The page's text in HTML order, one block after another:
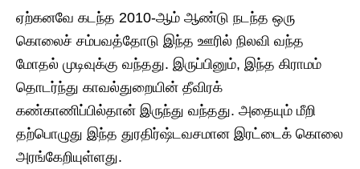
​ஏற்கனவே கடந்த 2010-ஆம் ஆண்டு நடந்த ஒரு
கொலைச் சம்பவத்தோடு இந்த ஊரில் நிலவி வந்த
மோதல் முடிவுக்கு வந்தது. இருப்பினும், இந்த கிராமம்
தொடர்ந்து காவல்துறையின் தீவிரக்
கண்காணிப்பில்தான் இருந்து வந்தது. அதையும் மீறி
தற்பொழுது இந்த துரதிர்ஷ்டவசமான இரட்டைக் கொலை
அரங்கேறியுள்ளது.